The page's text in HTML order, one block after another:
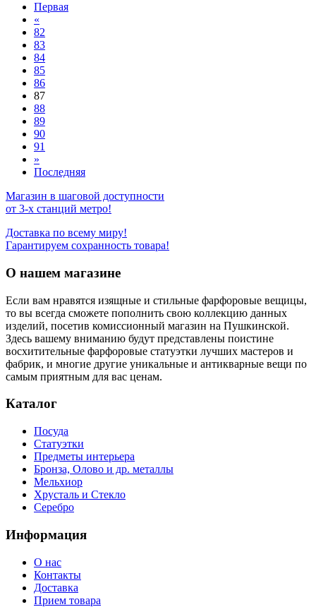
Первая
«
82
83
84
85
86
87
88
89
90
91
»
Последняя
Магазин в шаговой доступности
от 3-х станций метро!
Доставка по всему миру!
Гарантируем сохранность товара!
О нашем магазине
Если вам нравятся изящные и стильные фарфоровые вещицы,
то вы всегда сможете пополнить свою коллекцию данных
изделий, посетив комиссионный магазин на Пушкинской.
Здесь вашему вниманию будут представлены поистине
восхитительные фарфоровые статуэтки лучших мастеров и
фабрик, и многие другие уникальные и антикварные вещи по
самым приятным для вас ценам.
Каталог
Посуда
Статуэтки
Предметы интерьера
Бронза, Олово и др. металлы
Мельхиор
Хрусталь и Стекло
Серебро
Информация
О нас
Контакты
Доставка
Прием товара